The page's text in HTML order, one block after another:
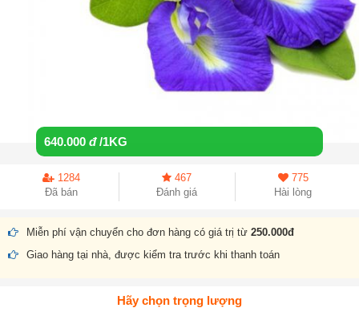
640.000 đ /1KG
1284
Đã bán
467
Đánh giá
775
Hài lòng
Miễn phí vận chuyển cho đơn hàng có giá trị từ 250.000đ
Giao hàng tại nhà, được kiểm tra trước khi thanh toán
Hãy chọn trọng lượng